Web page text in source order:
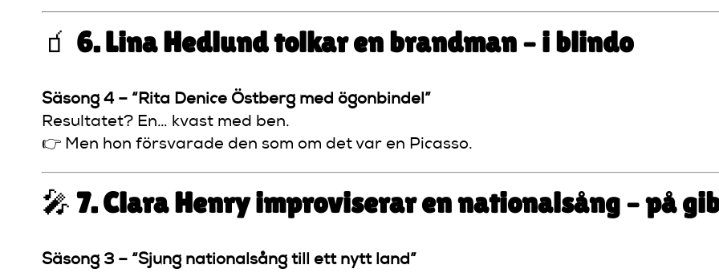
🧃 6. Lina Hedlund tolkar en brandman – i blindo
Säsong 4 – “Rita Denice Östberg med ögonbindel”
Resultatet? En… kvast med ben.
👉 Men hon försvarade den som om det var en Picasso.
🎤 7. Clara Henry improviserar en nationalsång – på
Säsong 3 – “Sjung nationalsång till ett nytt land”